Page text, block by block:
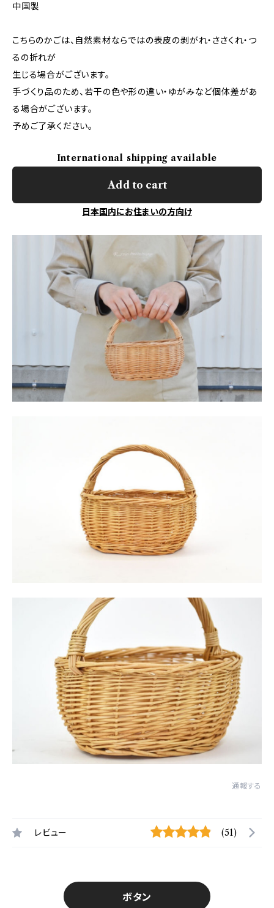
中国製
こちらのかごは、自然素材ならではの表皮の剥がれ・ささくれ・つ
るの折れが
生じる場合がございます。
手づくり品のため、若干の色や形の違い・ゆがみなど個体差があ
る場合がございます。
予めご了承ください。
International shipping available
Add to cart
日本国内にお住まいの方向け
通報する
レビュー (51)
ボタン